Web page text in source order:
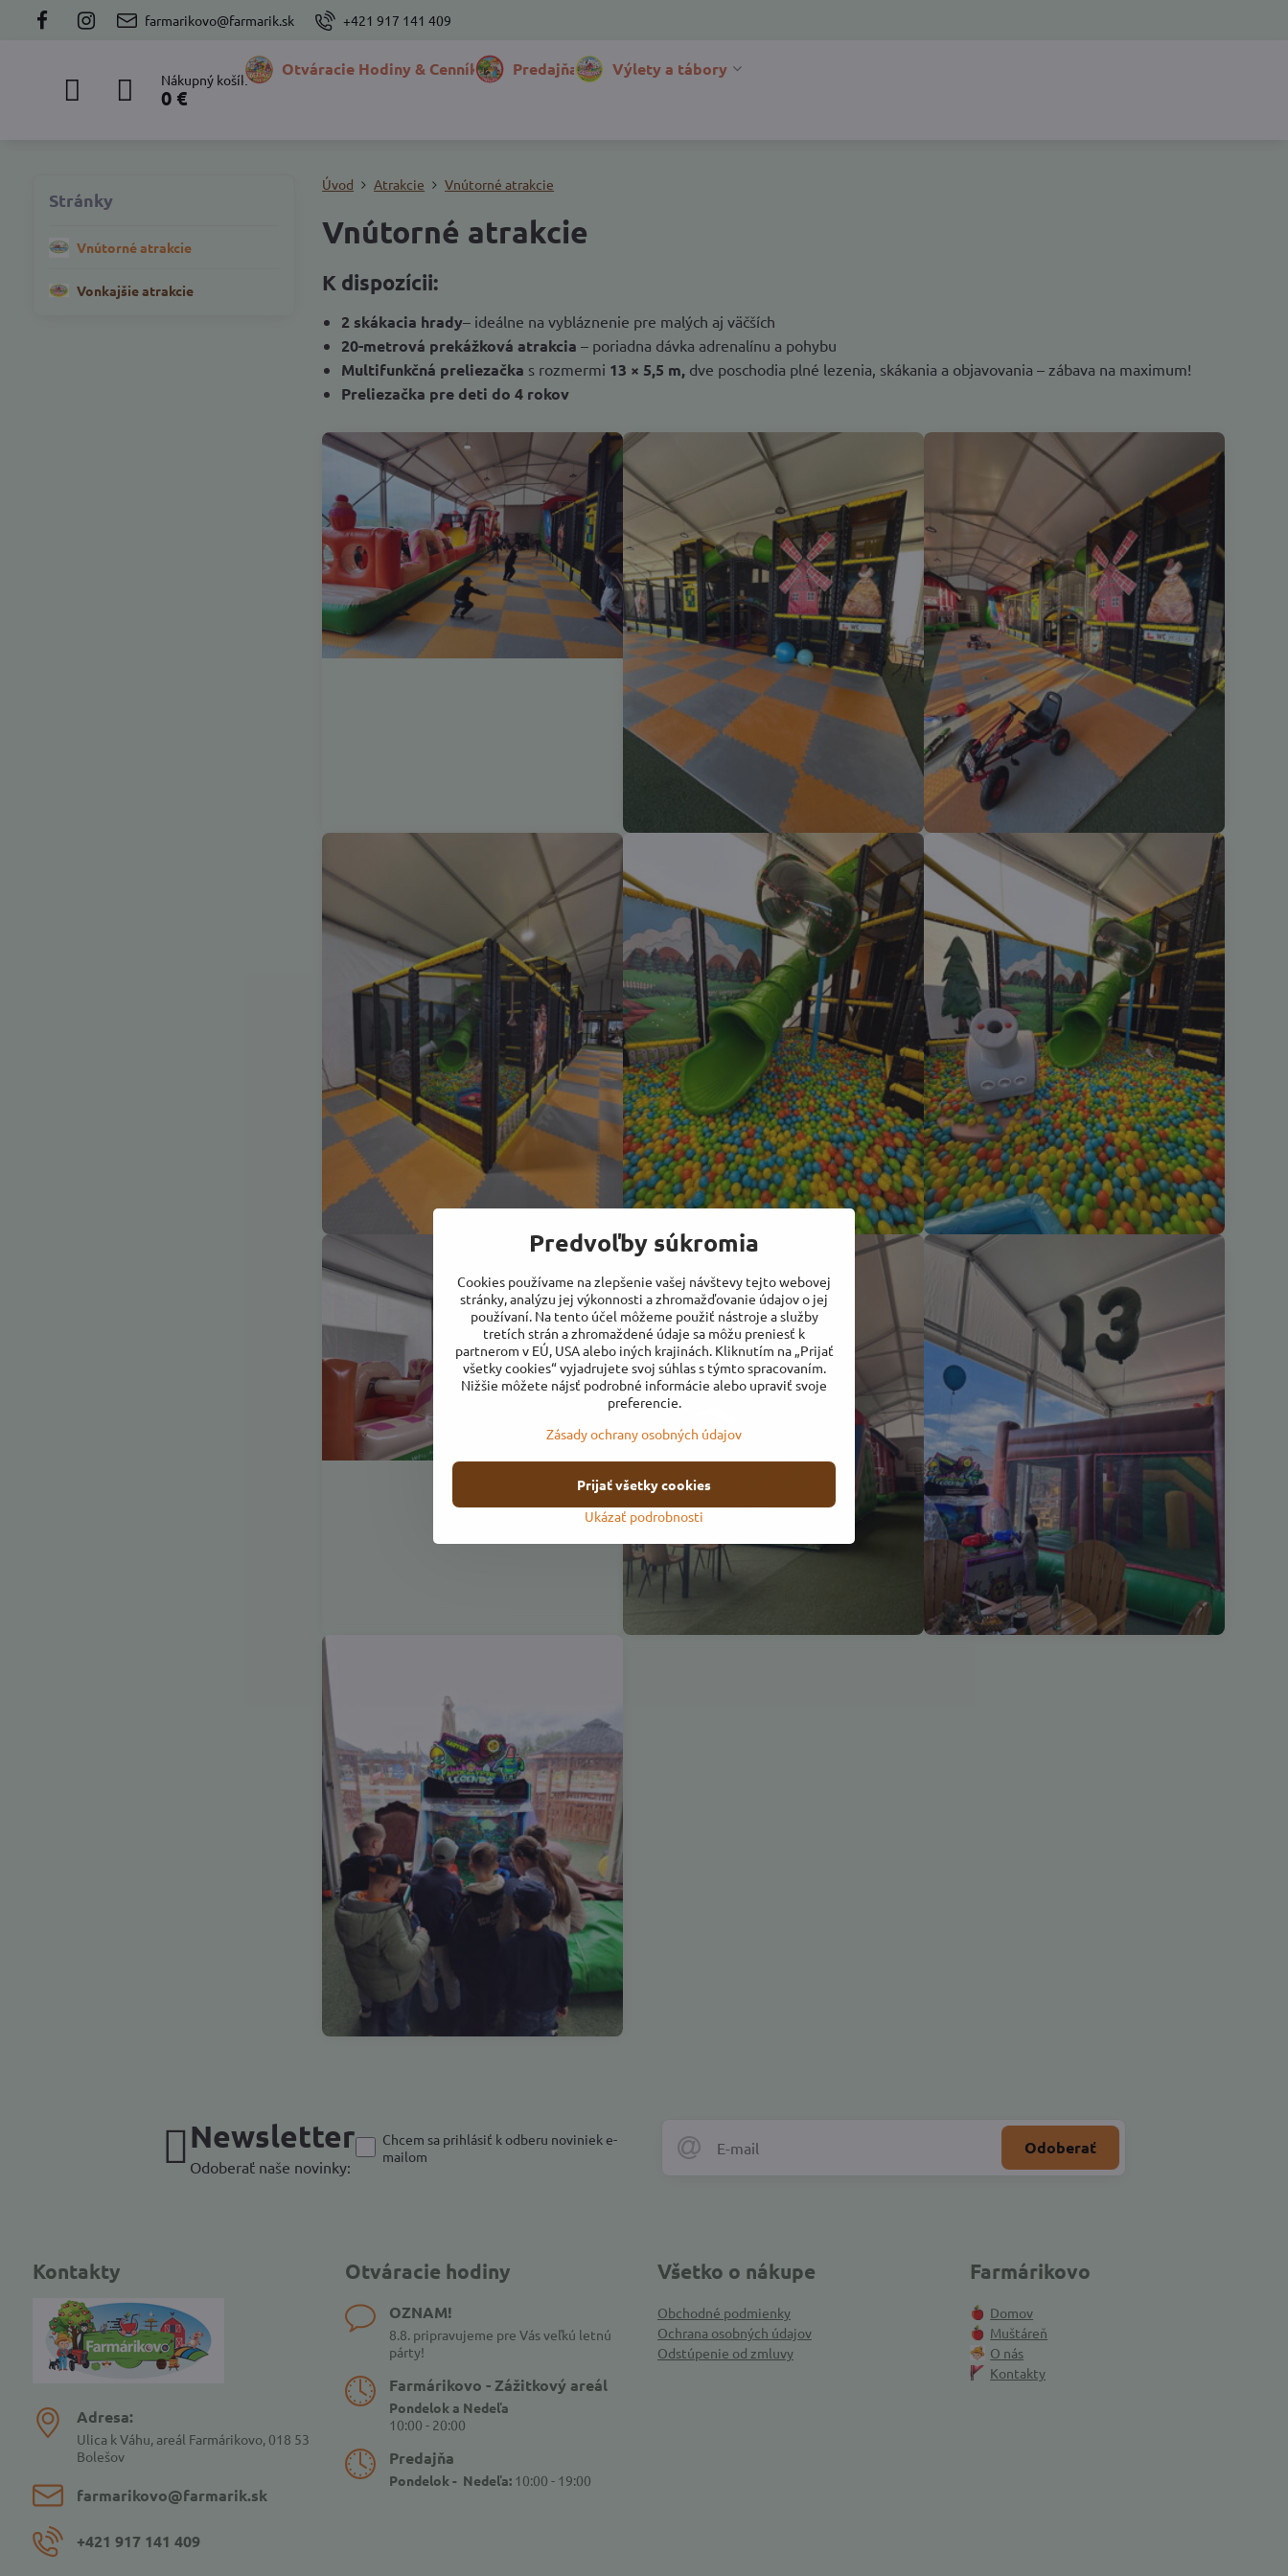
farmarikovo@farmarik.sk +421 917 141 409
Nákupný košík
0 €
Otváracie Hodiny & Cenník Predajňa Výlety a tábory
Úvod Atrakcie Vnútorné atrakcie
Vnútorné atrakcie
K dispozícii:
2 skákacia hrady– ideálne na vybláznenie pre malých aj väčších
20-metrová prekážková atrakcia – poriadna dávka adrenalínu a pohybu
Multifunkčná preliezačka s rozmermi 13 × 5,5 m, dve poschodia plné lezenia, skákania a objavovania – zábava na maximum!
Preliezačka pre deti do 4 rokov
Stránky
Vnútorné atrakcie
Vonkajšie atrakcie
Newsletter
Odoberať naše novinky:
Odoberať
Chcem sa prihlásiť k odberu noviniek e-
mailom
Kontakty
Adresa:
Ulica k Váhu, areál Farmárikovo, 018 53
Bolešov
farmarikovo​@farmarik​.sk
+421 917 141 409
Otváracie hodiny
OZNAM!
8.8. pripravujeme pre Vás veľkú letnú
párty!
Farmárikovo - Zážitkový areál
Pondelok a Nedeľa
10:00 - 20:00
Predajňa
Pondelok - Nedeľa:10:00 - 19:00
Všetko o nákupe
Obchodné podmienky
Ochrana osobných údajov
Odstúpenie od zmluvy
Farmárikovo
Domov
Muštáreň
O nás
Kontakty
Predvoľby súkromia
Cookies používame na zlepšenie vašej návštevy tejto webovej
stránky, analýzu jej výkonnosti a zhromažďovanie údajov o jej
používaní. Na tento účel môžeme použiť nástroje a služby
tretích strán a zhromaždené údaje sa môžu preniesť k
partnerom v EÚ, USA alebo iných krajinách. Kliknutím na „Prijať
všetky cookies“ vyjadrujete svoj súhlas s týmto spracovaním.
Nižšie môžete nájsť podrobné informácie alebo upraviť svoje
preferencie.
Zásady ochrany osobných údajov
Ukázať podrobnosti
Prijať všetky cookies